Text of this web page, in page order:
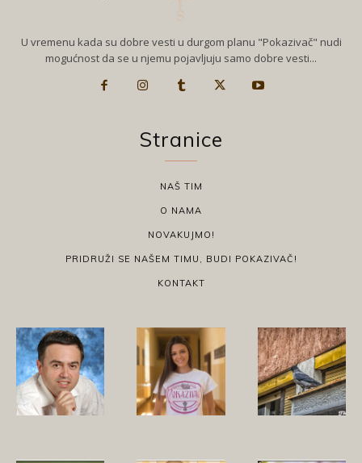
U vremenu kada su dobre vesti u durgom planu "Pokazivač" nudi
mogućnost da se u njemu pojavljuju samo dobre vesti...
Stranice
NAŠ TIM
O NAMA
NOVAKUJMO!
PRIDRUŽI SE NAŠEM TIMU, BUDI POKAZIVAČ!
KONTAKT